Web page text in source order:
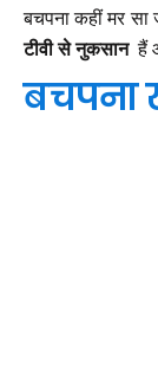
बचपना कहीं मर
टीवी से नुकसान हैं
बचपना